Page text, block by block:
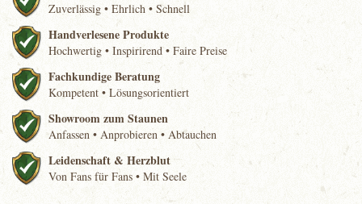
Zuverlässig • Ehrlich • Schnell
Handverlesene Produkte
Hochwertig • Inspirirend • Faire Preise
Fachkundige Beratung
Kompetent • Lösungsorientiert
Showroom zum Staunen
Anfassen • Anprobieren • Abtauchen
Leidenschaft & Herzblut
Von Fans für Fans • Mit Seele